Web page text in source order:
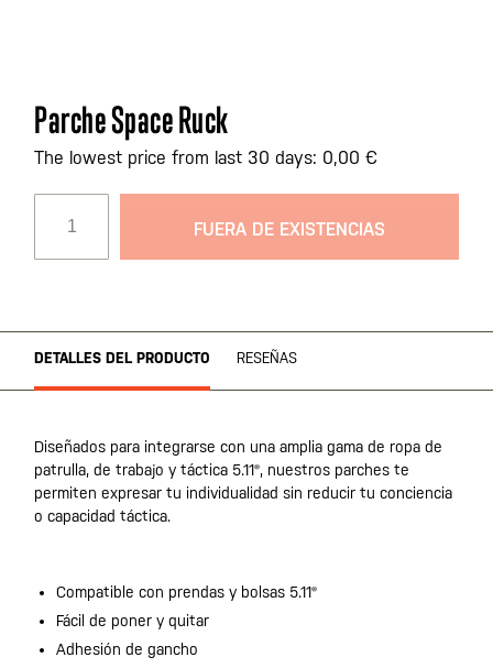
Saltar
al
comienzo
galería
de
Parche Space Ruck
The lowest price from last 30 days: 0,00 €
FUERA DE EXISTENCIAS
DETALLES DEL PRODUCTO RESEÑAS
Diseñados para integrarse con una amplia gama de ropa de
patrulla, de trabajo y táctica 5.11®, nuestros parches te
permiten expresar tu individualidad sin reducir tu conciencia
o capacidad táctica.
Compatible con prendas y bolsas 5.11®
Fácil de poner y quitar
Adhesión de gancho